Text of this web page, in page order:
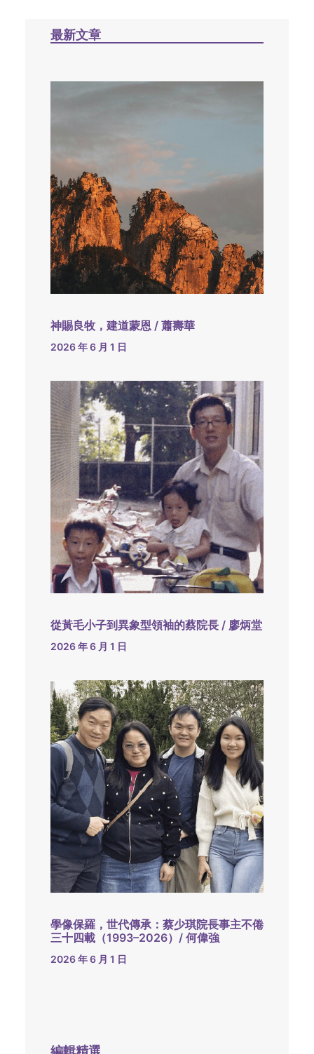
最新文章
神賜良牧，建道蒙恩 / 蕭壽華
2026 年 6 月 1 日
從黃毛小子到異象型領袖的蔡院長 / 廖炳堂
2026 年 6 月 1 日
學像保羅，世代傳承：蔡少琪院長事主不倦
三十四載（1993–2026）/ 何偉強
2026 年 6 月 1 日
編輯精選